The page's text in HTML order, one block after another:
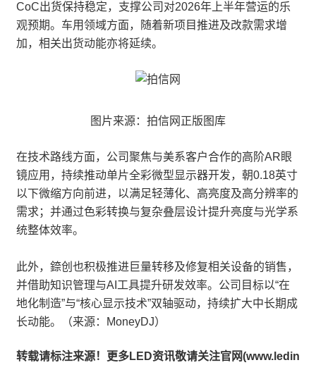
CoC出货保持稳定，支撑公司对2026年上半年营运的乐
观预期。车用领域方面，随着新项目推进及改款需求增
加，相关出货动能亦将延续。
图片来源：拍信网正版图库
在技术路线方面，公司聚焦与美系客户合作的高阶AR眼
镜应用，持续推动单片全彩微型显示器开发，朝0.18英寸
以下微缩方向前进，以满足轻薄化、高亮度及高分辨率的
需求；并通过色彩转换与复杂叠层设计提升亮度与光学系
统整体效率。
此外，錼创也积极推进巨量转移及修复相关设备的销售，
并借助知识管理与AI工具提升研发效率。公司目标以“在
地化制造”与“核心显示技术”双轴驱动，持续扩大中长期成
长动能。（来源：MoneyDJ）
转载请标注来源！更多LED资讯敬请关注官网(www.ledin